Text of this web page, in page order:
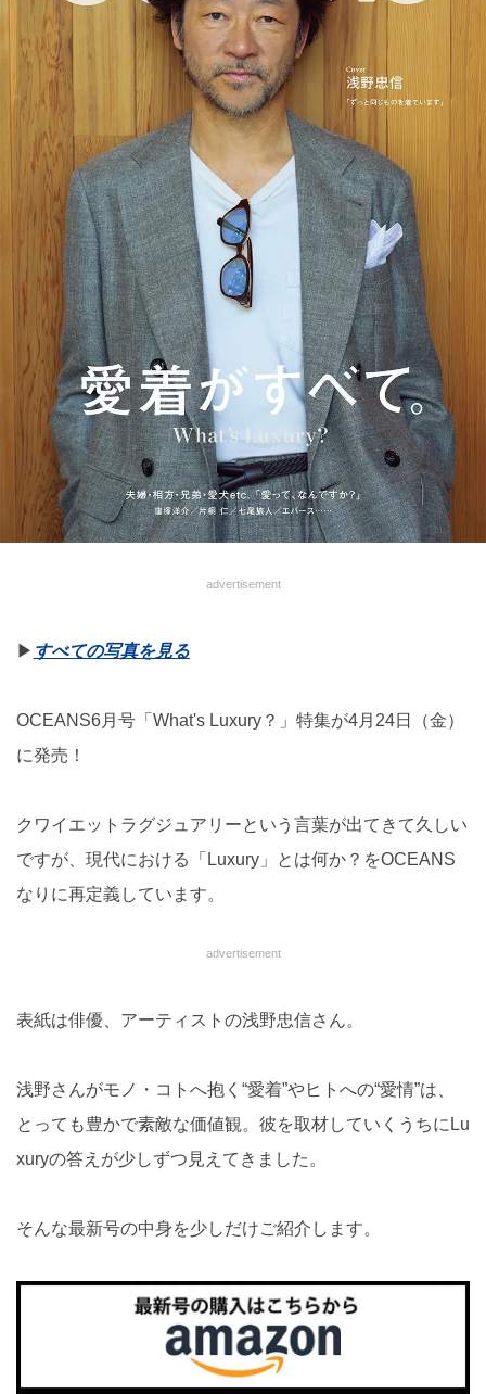
advertisement
▶︎ すべての写真を見る
OCEANS6月号「What's Luxury？」特集が4月24日（金）
に発売！
クワイエットラグジュアリーという言葉が出てきて久しい
ですが、現代における「Luxury」とは何か？をOCEANS
なりに再定義しています。
advertisement
表紙は俳優、アーティストの浅野忠信さん。
浅野さんがモノ・コトへ抱く“愛着”やヒトへの“愛情”は、
とっても豊かで素敵な価値観。彼を取材していくうちにLu
xuryの答えが少しずつ見えてきました。
そんな最新号の中身を少しだけご紹介します。